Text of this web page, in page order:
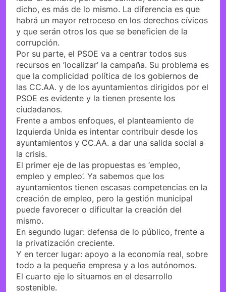
dicho, es más de lo mismo. La diferencia es que
habrá un mayor retroceso en los derechos cívicos
y que serán otros los que se beneficien de la
corrupción.
Por su parte, el PSOE va a centrar todos sus
recursos en ‘localizar’ la campaña. Su problema es
que la complicidad política de los gobiernos de
las CC.AA. y de los ayuntamientos dirigidos por el
PSOE es evidente y la tienen presente los
ciudadanos.
Frente a ambos enfoques, el planteamiento de
Izquierda Unida es intentar contribuir desde los
ayuntamientos y CC.AA. a dar una salida social a
la crisis.
El primer eje de las propuestas es ‘empleo,
empleo y empleo’. Ya sabemos que los
ayuntamientos tienen escasas competencias en la
creación de empleo, pero la gestión municipal
puede favorecer o dificultar la creación del
mismo.
En segundo lugar: defensa de lo público, frente a
la privatización creciente.
Y en tercer lugar: apoyo a la economía real, sobre
todo a la pequeña empresa y a los autónomos.
El cuarto eje lo situamos en el desarrollo
sostenible.